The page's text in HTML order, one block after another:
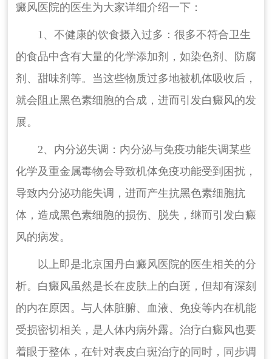
癜风医院的医生为大家详细介绍一下：
1、不健康的饮食摄入过多：很多不符合卫生
的食品中含有大量的化学添加剂，如染色剂、防腐
剂、甜味剂等。当这些物质过多地被机体吸收后，
就会阻止黑色素细胞的合成，进而引发白癜风的发
展。
2、内分泌失调：内分泌与免疫功能失调某些
化学及重金属毒物会导致机体免疫功能受到困扰，
导致内分泌功能失调，进而产生抗黑色素细胞抗
体，造成黑色素细胞的损伤、脱失，继而引发白癜
风的病发。
以上即是北京国丹白癜风医院的医生相关的分
析。白癜风虽然是长在皮肤上的白斑，但却有深刻
的内在原因。与人体脏腑、血液、免疫等内在机能
受损密切相关，是人体内病外露。治疗白癜风也要
着眼于整体，在针对表皮白斑治疗的同时，同步调